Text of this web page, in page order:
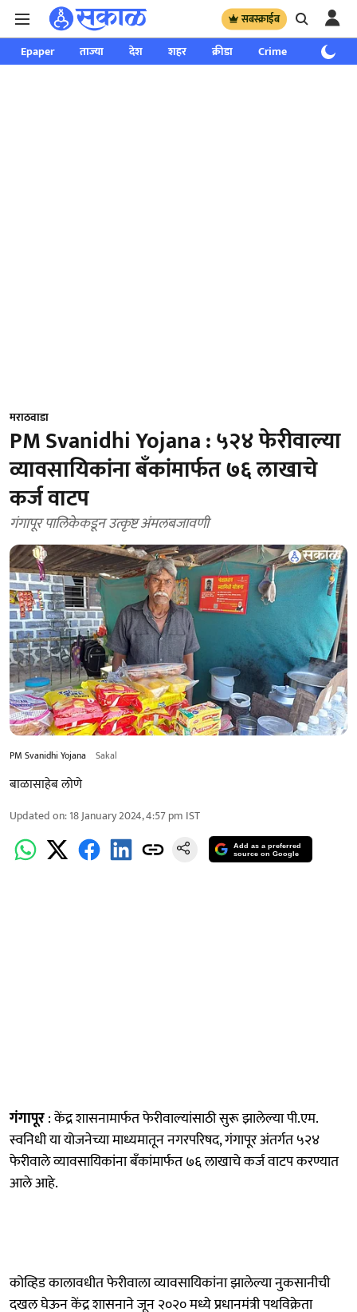
सबस्क्राईब
Epaper ताज्या देश शहर क्रीडा Crime साप्ताहिक
मराठवाडा
PM Svanidhi Yojana : ५२४ फेरीवाल्या
व्यावसायिकांना बँकांमार्फत ७६ लाखाचे
कर्ज वाटप
गंगापूर पालिकेकडून उत्कृष्ट अंमलबजावणी
PM Svanidhi Yojana Sakal
बाळासाहेब लोणे
Updated on:18 January 2024, 4:57 pm IST
Add as a preferred
source on Google
गंगापूर: केंद्र शासनामार्फत फेरीवाल्यांसाठी सुरू झालेल्या पी.एम.
स्वनिधी या योजनेच्या माध्यमातून नगरपरिषद, गंगापूर अंतर्गत ५२४
फेरीवाले व्यावसायिकांना बँकांमार्फत ७६ लाखाचे कर्ज वाटप करण्यात
आले आहे.
कोव्हिड कालावधीत फेरीवाला व्यावसायिकांना झालेल्या नुकसानीची
दखल घेऊन केंद्र शासनाने जून २०२० मध्ये प्रधानमंत्री पथविक्रेता